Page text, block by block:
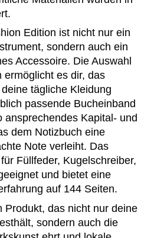
Edition ist nicht nur ein
sondern auch ein
Accessoire. Die Auswahl
ermöglicht es dir, das
tägliche Kleidung
passende Bucheinband
ansprechendes Kapital- und
dem Notizbuch eine
Note verleiht. Das
Füllfeder, Kugelschreiber,
und bietet eine
auf 144 Seiten.
Produkt, das nicht nur deine
sondern auch die